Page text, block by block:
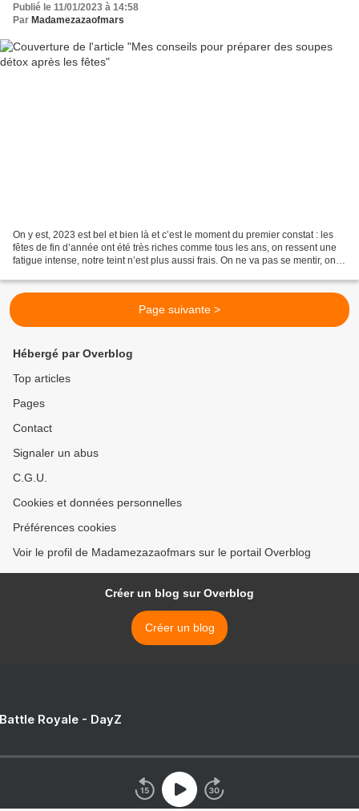
Publié le 11/01/2023 à 14:58
Par Madamezazaofmars
On y est, 2023 est bel et bien là et c’est le moment du premier constat : les
fêtes de fin d’année ont été très riches comme tous les ans, on ressent une
fatigue intense, notre teint n’est plus aussi frais. On ne va pas se mentir, on
Page suivante >
Hébergé par Overblog
Top articles
Pages
Contact
Signaler un abus
C.G.U.
Cookies et données personnelles
Préférences cookies
Voir le profil de Madamezazaofmars sur le portail Overblog
Créer un blog sur Overblog
Créer un blog
Royale - DayZ